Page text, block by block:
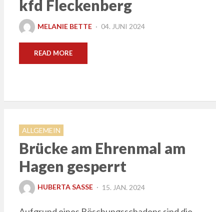
kfd Fleckenberg
MELANIE BETTE
POSTED
04. JUNI 2024
READ MORE
ALLGEMEIN
Brücke am Ehrenmal am
Hagen gesperrt
HUBERTA SASSE
POSTED
15. JAN. 2024